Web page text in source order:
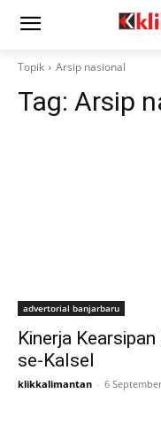
Topik Arsip nasional
Tag: Arsip
advertorial banjarbaru
Kinerja
se-Kalsel
klikkalimantan - 6